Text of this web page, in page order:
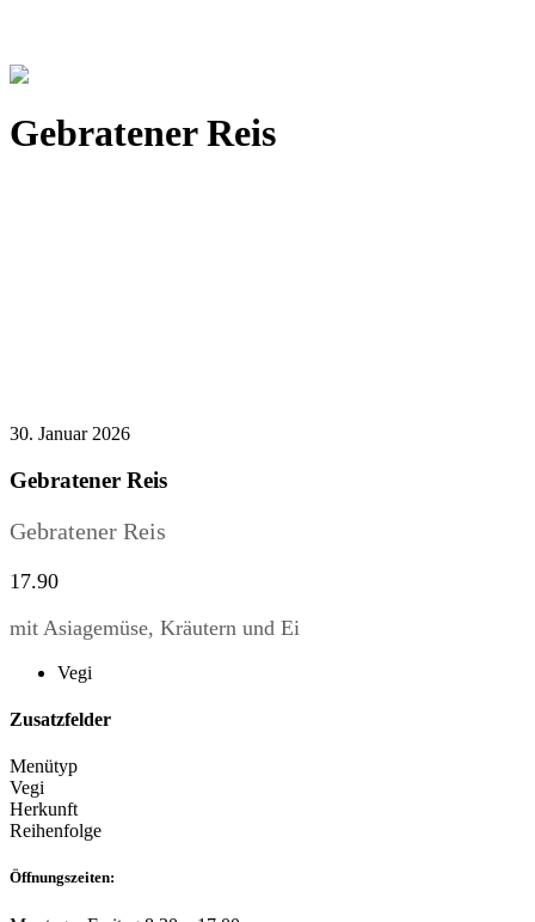
Gebratener Reis
30. Januar 2026
Gebratener Reis
Gebratener Reis
17.90
mit Asiagemüse, Kräutern und Ei
Vegi
Zusatzfelder
Menütyp
Vegi
Herkunft
Reihenfolge
Öffnungszeiten: